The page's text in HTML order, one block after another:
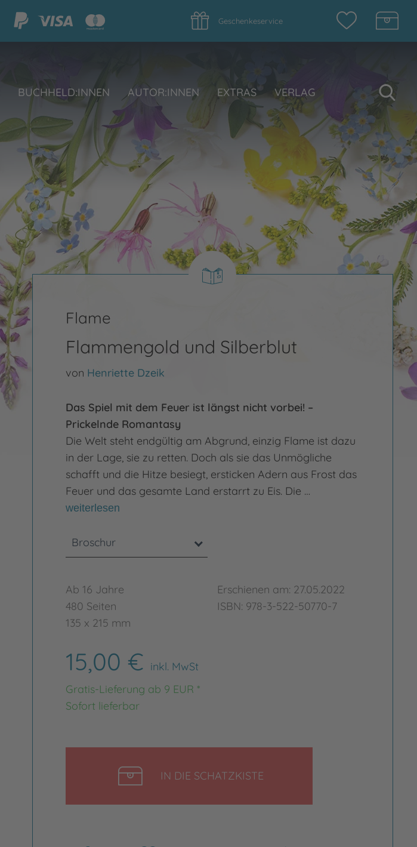
Geschenkeservice
BUCHHELD:INNEN AUTOR:INNEN EXTRAS VERLAG
Flame
Flammengold und Silberblut
von Henriette Dzeik
Das Spiel mit dem Feuer ist längst nicht vorbei! –
Prickelnde Romantasy
Die Welt steht endgültig am Abgrund, einzig Flame ist dazu
in der Lage, sie zu retten. Doch als sie das Unmögliche
schafft und die Hitze besiegt, ersticken Adern aus Frost das
Feuer und das gesamte Land erstarrt zu Eis. Die …
weiterlesen
Broschur
Ab 16 Jahre
480 Seiten
135 x 215 mm
Erschienen am: 27.05.2022
ISBN: 978-3-522-50770-7
15,00 € inkl. MwSt
Gratis-Lieferung ab 9 EUR *
Sofort lieferbar
IN DIE SCHATZKISTE